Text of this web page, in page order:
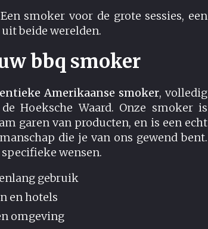
smoker voor de grote sessies, een
beide werelden.
bbq smoker
Amerikaanse smoker, volledig
Hoeksche Waard. Onze smoker is
garen van producten, en is een echt
die je van ons gewend bent.
wensen.
gebruik
en hotels
omgeving